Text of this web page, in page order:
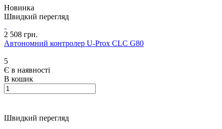
Новинка
Швидкий перегляд
2 508 грн.
Автономний контролер U-Prox CLC G80
5
Є в наявності
В кошик
Швидкий перегляд